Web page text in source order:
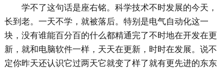
学不了这句话是座右铭。科学技术不时发展的今天，
长到老。一天不学，就被落后。特别是电气自动化这一
块，没有谁能百分百的什么都精通完了不时地在开发在更
新，就和电脑软件一样，天天在更新，时时在发展。说不
定你昨天还认识它过两天它就变了样了就有更先进的东东